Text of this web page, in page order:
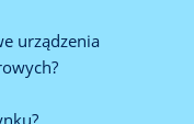
urządzenia